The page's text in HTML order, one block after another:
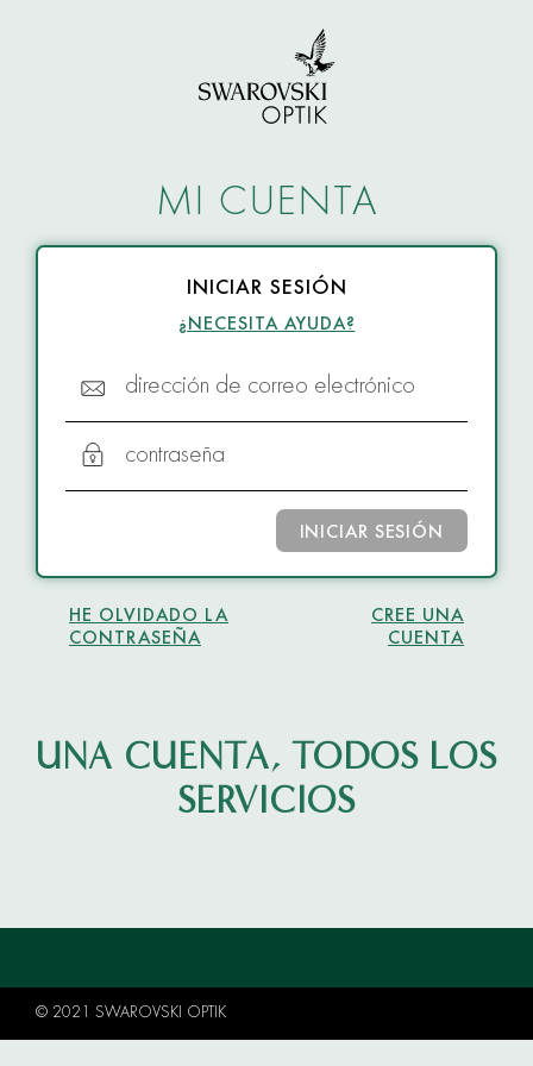
MI CUENTA
INICIAR SESIÓN
¿NECESITA AYUDA?
dirección de correo electrónico
contraseña
INICIAR SESIÓN
HE OLVIDADO LA
CONTRASEÑA
CREE UNA
CUENTA
UNA CUENTA, TODOS LOS
SERVICIOS
© 2021 SWAROVSKI OPTIK